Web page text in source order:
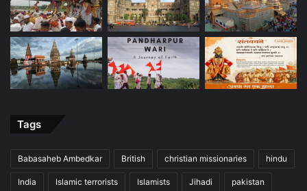
Tags
Babasaheb Ambedkar British christian missionaries hindu
India Islamic terrorists Islamists Jihadi pakistan